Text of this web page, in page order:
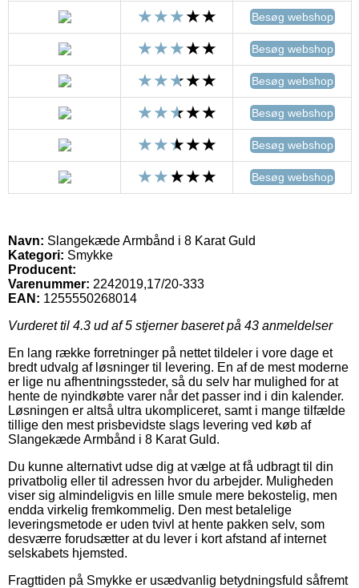
Besøg webshop
Besøg webshop
Besøg webshop
Besøg webshop
Besøg webshop
Besøg webshop
Navn: Slangekæde Armbånd i 8 Karat Guld
Kategori: Smykke
Producent:
Varenummer: 2242019,17/20-333
EAN: 1255550268014
Vurderet til 4.3 ud af 5 stjerner baseret på 43 anmeldelser
En lang række forretninger på nettet tildeler i vore dage et
bredt udvalg af løsninger til levering. En af de mest moderne
er lige nu afhentningssteder, så du selv har mulighed for at
hente de nyindkøbte varer når det passer ind i din kalender.
Løsningen er altså ultra ukompliceret, samt i mange tilfælde
tillige den mest prisbevidste slags levering ved køb af
Slangekæde Armbånd i 8 Karat Guld.
Du kunne alternativt udse dig at vælge at få udbragt til din
privatbolig eller til adressen hvor du arbejder. Muligheden
viser sig almindeligvis en lille smule mere bekostelig, men
endda virkelig fremkommelig. Den mest betalelige
leveringsmetode er uden tvivl at hente pakken selv, som
desværre forudsætter at du lever i kort afstand af internet
selskabets hjemsted.
Fragttiden på Smykke er usædvanlig betydningsfuld såfremt